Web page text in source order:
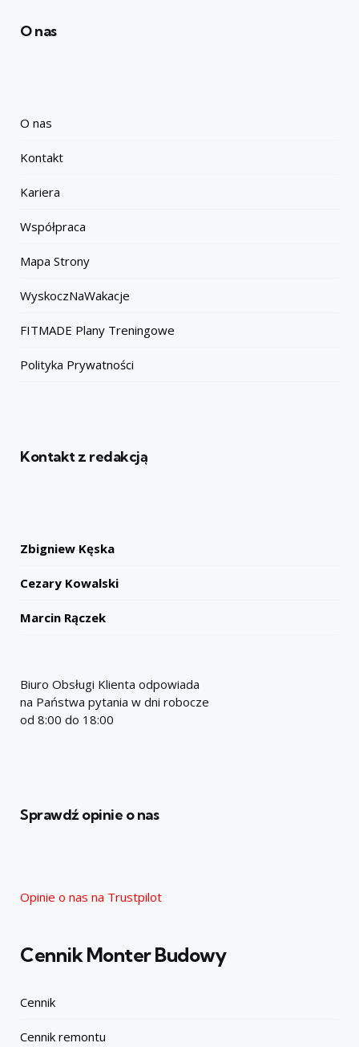
O nas
O nas
Kontakt
Kariera
Współpraca
Mapa Strony
WyskoczNaWakacje
FITMADE Plany Treningowe
Polityka Prywatności
Kontakt z redakcją
Zbigniew Kęska
Cezary Kowalski
Marcin Rączek
Biuro Obsługi Klienta odpowiada
na Państwa pytania w dni robocze
od 8:00 do 18:00
Sprawdź opinie o nas
Opinie o nas na Trustpilot
Cennik Monter Budowy
Cennik
Cennik remontu